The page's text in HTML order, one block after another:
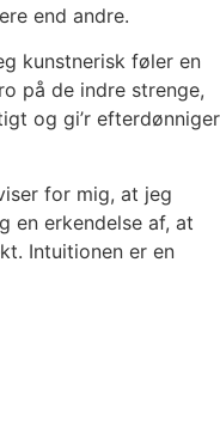
end andre.
kunstnerisk føler en
på de indre strenge,
og gi’r efterdønniger
for mig, at jeg
en erkendelse af, at
Intuitionen er en